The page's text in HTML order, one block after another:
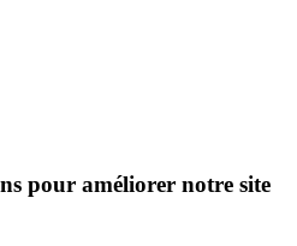
pour améliorer notre site